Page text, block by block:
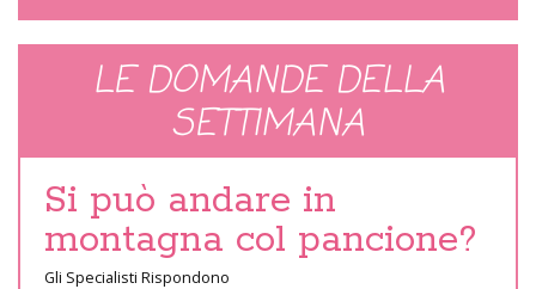
LE DOMANDE DELLA
SETTIMANA
Si può andare in
montagna col pancione?
Gli Specialisti Rispondono